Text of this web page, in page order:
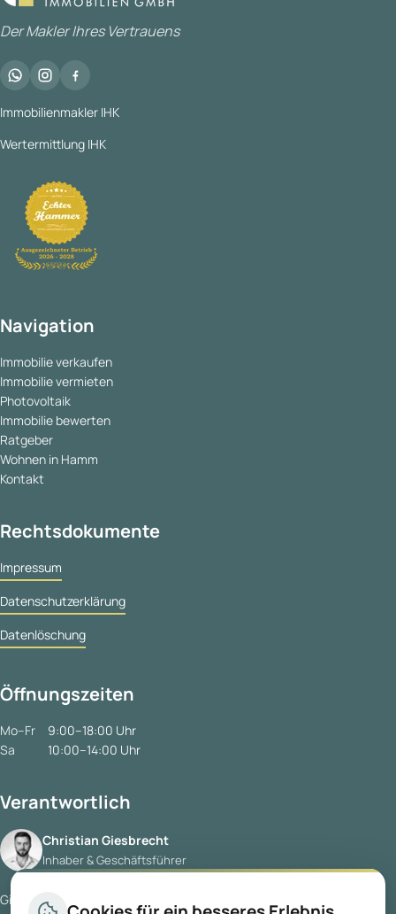
Der Makler Ihres Vertrauens
Immobilienmakler IHK
Wertermittlung IHK
Navigation
Immobilie verkaufen
Immobilie vermieten
Photovoltaik
Immobilie bewerten
Ratgeber
Wohnen in Hamm
Kontakt
Rechtsdokumente
Impressum
Datenschutzerklärung
Datenlöschung
Öffnungszeiten
Mo–Fr
9:00–18:00 Uhr
Sa
10:00–14:00 Uhr
Verantwortlich
Christian Giesbrecht
Inhaber & Geschäftsführer
Giesbrecht Immobilien GmbH